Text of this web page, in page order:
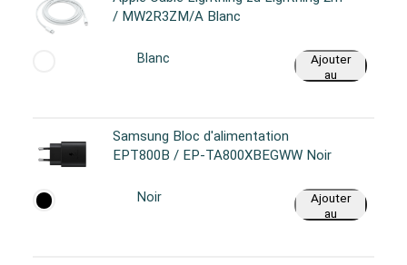
/ MW2R3ZM/A Blanc
Blanc
Ajouter
au
Samsung Bloc d'alimentation
EPT800B / EP-TA800XBEGWW Noir
Noir
Ajouter
au